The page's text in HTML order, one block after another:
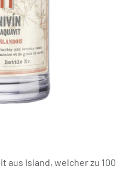
aus Island, welcher zu 100